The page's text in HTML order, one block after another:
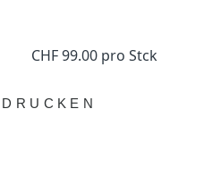
CHF 99.00 pro Stck
DRUCKEN